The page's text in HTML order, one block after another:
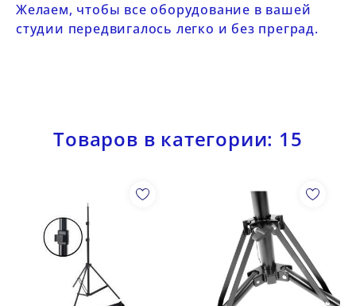
Желаем, чтобы все оборудование в вашей
студии передвигалось легко и без преград.
Товаров в категории: 15